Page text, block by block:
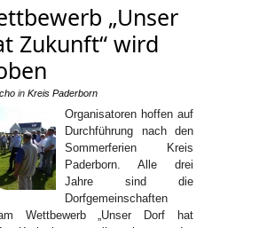
„Unser
Zukunft“ wird
cho in Kreis Paderborn
Organisatoren hoffen auf
Durchführung nach den
Sommerferien Kreis
Paderborn. Alle drei
Jahre sind die
Dorfgemeinschaften
Wettbewerb „Unser Dorf hat